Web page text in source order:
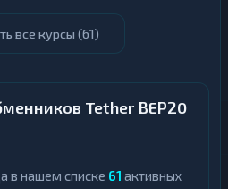
все курсы (61)
Tether BEP20
в нашем списке 61 активных